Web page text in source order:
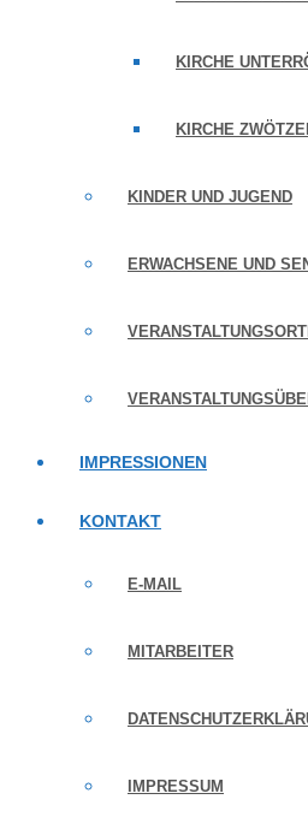
KIRCHE
KIRCHE
KINDER UND JUGEND
ERWACHSENE UND
IMPRESSIONEN
KONTAKT
E-MAIL
MITARBEITER
IMPRESSUM